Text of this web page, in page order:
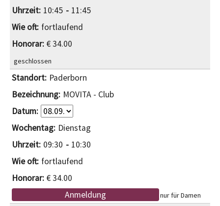
10:45
11:45
fortlaufend
€ 34.00
geschlossen
Paderborn
MOVITA - Club
Dienstag
09:30
10:30
fortlaufend
€ 34.00
Anmeldung
nur für Damen